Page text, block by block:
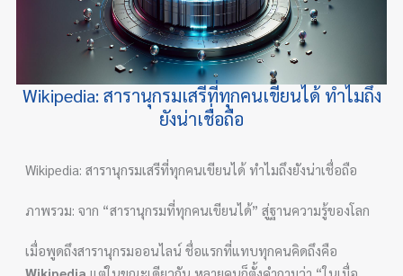
Wikipedia: สารานุกรมเสรีที่ทุกคนเขียนได้ ทำไมถึง
ยังน่าเชื่อถือ
Wikipedia: สารานุกรมเสรีที่ทุกคนเขียนได้ ทำไมถึงยังน่าเชื่อถือ
ภาพรวม: จาก “สารานุกรมที่ทุกคนเขียนได้” สู่ฐานความรู้ของโลก
เมื่อพูดถึงสารานุกรมออนไลน์ ชื่อแรกที่แทบทุกคนคิดถึงคือ